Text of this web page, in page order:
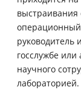
выстраивания
операционный
руководитель
госслужбе
научного
лабораторией.